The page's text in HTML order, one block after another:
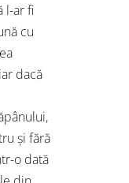
l-ar fi
cu
dacă
și fără
o dată